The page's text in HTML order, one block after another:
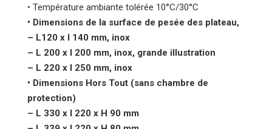
• Température ambiante tolérée 10°C/30°C
• Dimensions de la surface de pesée des plateau,
– L120 x l 140 mm, inox
– L 200 x l 200 mm, inox, grande illustration
– L 220 x l 250 mm, inox
• Dimensions Hors Tout (sans chambre de
protection)
– L 330 x l 220 x H 90 mm